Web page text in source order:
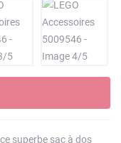
superbe sac à dos